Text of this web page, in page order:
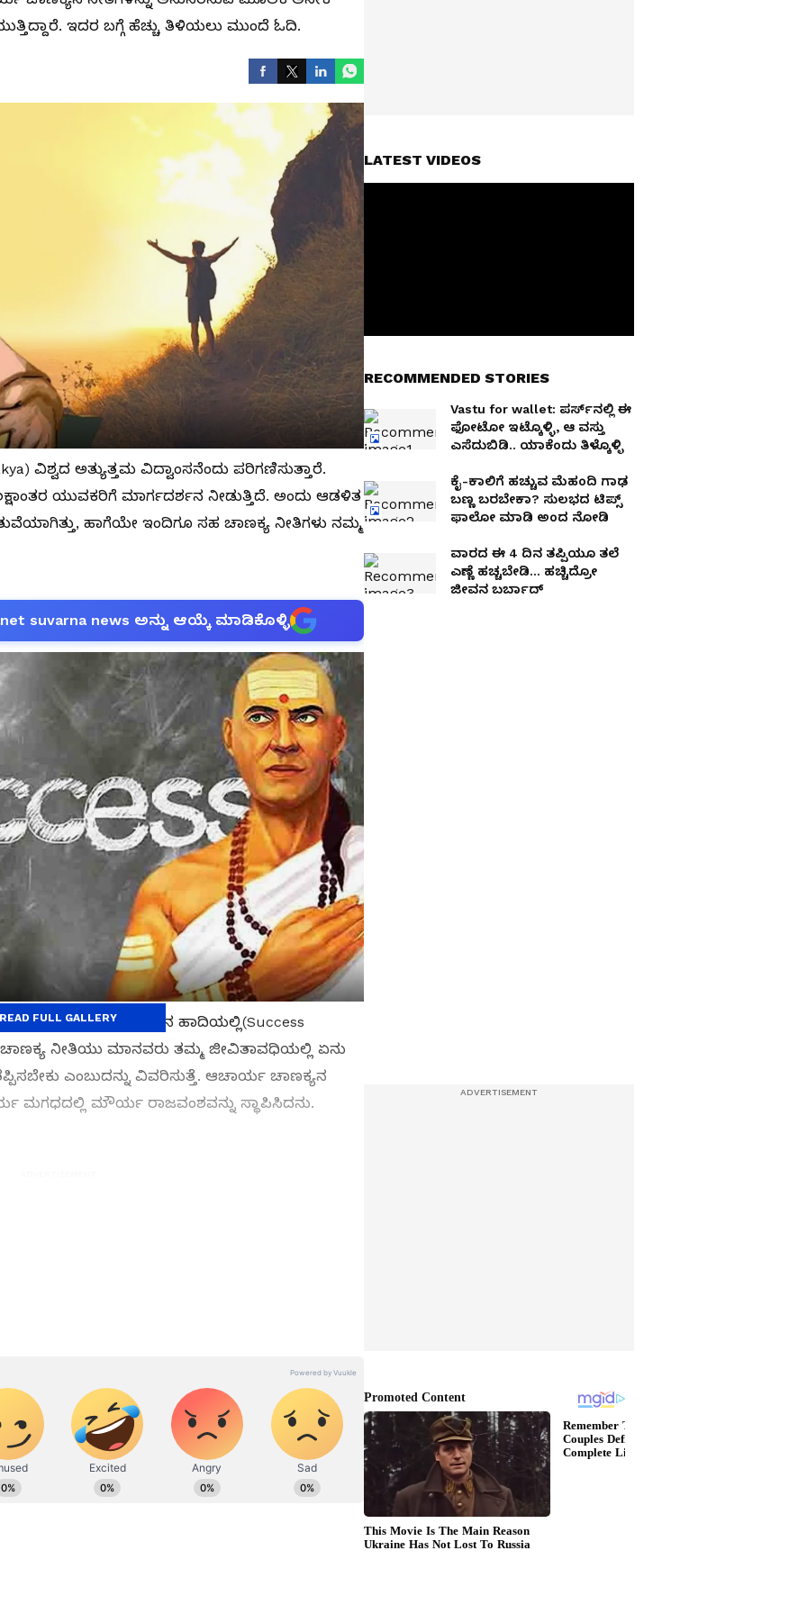
ಇದರ ಬಗ್ಗೆ ಹೆಚ್ಚು ತಿಳಿಯಲು ಮುಂದೆ ಓದಿ.
ವಿಶ್ವದ ಅತ್ಯುತ್ತಮ ವಿದ್ವಾಂಸನೆಂದು ಪರಿಗಣಿಸುತ್ತಾರೆ.
ಯುವಕರಿಗೆ ಮಾರ್ಗದರ್ಶನ ನೀಡುತ್ತಿದೆ. ಅಂದು ಆಡಳಿತ
ಹಾಗೆಯೇ ಇಂದಿಗೂ ಸಹ ಚಾಣಕ್ಯ ನೀತಿಗಳು ನಮ್ಮ
suvarna news ಅನ್ನು ಆಯ್ಕೆ ಮಾಡಿಕೊಳ್ಳಿ
ನಿರಂತರವಾಗಿ ಯಶಸ್ಸಿನ ಹಾದಿಯಲ್ಲಿ(Success
ಚಾಣಕ್ಯ ನೀತಿಯು ಮಾನವರು ತಮ್ಮ ಜೀವಿತಾವಧಿಯಲ್ಲಿ ಏನು
ಎಂಬುದನ್ನು ವಿವರಿಸುತ್ತೆ. ಆಚಾರ್ಯ ಚಾಣಕ್ಯನ
ಮಗಧದಲ್ಲಿ ಮೌರ್ಯ ರಾಜವಂಶವನ್ನು ಸ್ಥಾಪಿಸಿದನು.
FULL GALLERY
LATEST VIDEOS
RECOMMENDED STORIES
Vastu for wallet: ಪರ್ಸ್‌ನಲ್ಲಿ ಈ
ಫೋಟೋ ಇಟ್ಕೊಳ್ಳಿ, ಆ ವಸ್ತು
ಎಸೆದುಬಿಡಿ.. ಯಾಕೆಂದು ತಿಳ್ಕೊಳ್ಳಿ
ಕೈ-ಕಾಲಿಗೆ ಹಚ್ಚುವ ಮೆಹಂದಿ ಗಾಢ
ಬಣ್ಣ ಬರಬೇಕಾ? ಸುಲಭದ ಟಿಪ್ಸ್​
ಫಾಲೋ ಮಾಡಿ ಅಂದ ನೋಡಿ
ವಾರದ ಈ 4 ದಿನ ತಪ್ಪಿಯೂ ತಲೆ
ಎಣ್ಣೆ ಹಚ್ಚಬೇಡಿ… ಹಚ್ಚಿದ್ರೋ
ಜೀವನ ಬರ್ಬಾದ್